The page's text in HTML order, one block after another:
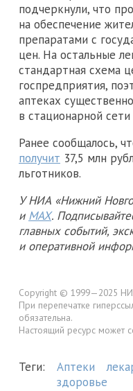
подчеркнули, что
на обеспечение
препаратами с
цен. На остальные
стандартная схема
госпредприятия,
аптеках
в стационарной сети
Ранее сообщалось,
получит 37,5 млн
льготников.
У НИА «Нижний
и MAX.
главных событий,
и оперативной
Copyright © 1999—2025
При перепечатке
обязательна.
Настоящий ресурс может
Теги: Аптеки
здоровье